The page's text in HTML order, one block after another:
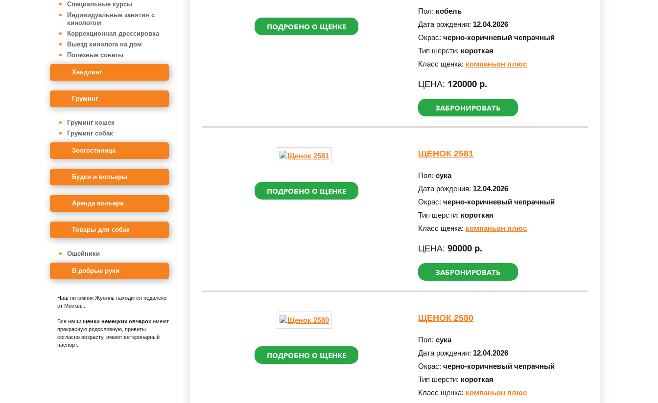
Специальные курсы
Индивидуальные занятия с
кинологом
Коррекционная дрессировка
Выезд кинолога на дом
Полезные советы
Хендлинг
Груминг
Груминг кошек
Груминг собак
Зоогостиница
Будки и вольеры
Аренда вольера
Товары для собак
Ошейники
В добрые руки
Наш питомник Жуолль находится недалеко
от Москвы.
Все наши щенки немецких овчарок имеют
прекрасную родословную, привиты
согласно возрасту, имеют ветеринарный
паспорт.
ПОДРОБНО О ЩЕНКЕ
Пол: кобель
Дата рождения: 12.04.2026
Окрас:черно-коричневый чепрачный
Тип шерсти: короткая
Класс щенка: компаньон плюс
ЦЕНА: 120000 р.
ЗАБРОНИРОВАТЬ
ПОДРОБНО О ЩЕНКЕ
ЩЕНОК 2581
Пол:сука
Дата рождения: 12.04.2026
Окрас:черно-коричневый чепрачный
Тип шерсти: короткая
Класс щенка: компаньон плюс
ЦЕНА: 90000 р.
ЗАБРОНИРОВАТЬ
ПОДРОБНО О ЩЕНКЕ
ЩЕНОК 2580
Пол:сука
Дата рождения: 12.04.2026
Окрас:черно-коричневый чепрачный
Тип шерсти: короткая
Класс щенка: компаньон плюс